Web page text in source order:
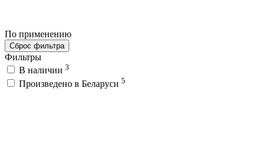
По применению
Сброс фильтра
Фильтры
В наличии 3
Произведено в Беларуси 5